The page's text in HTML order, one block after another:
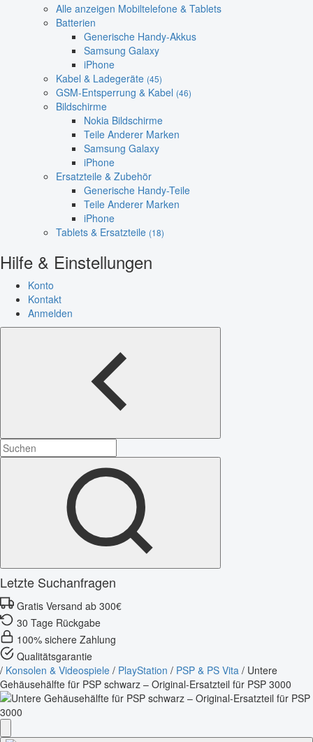
Alle anzeigen Mobiltelefone & Tablets
Batterien
Generische Handy-Akkus
Samsung Galaxy
iPhone
Kabel & Ladegeräte (45)
GSM-Entsperrung & Kabel (46)
Bildschirme
Nokia Bildschirme
Teile Anderer Marken
Samsung Galaxy
iPhone
Ersatzteile & Zubehör
Generische Handy-Teile
Teile Anderer Marken
iPhone
Tablets & Ersatzteile (18)
Hilfe & Einstellungen
Konto
Kontakt
Anmelden
Letzte Suchanfragen
Gratis Versand ab 300€
30 Tage Rückgabe
100% sichere Zahlung
Qualitätsgarantie
/ Konsolen & Videospiele / PlayStation / PSP & PS Vita / Untere
Gehäusehälfte für PSP schwarz – Original-Ersatzteil für PSP 3000